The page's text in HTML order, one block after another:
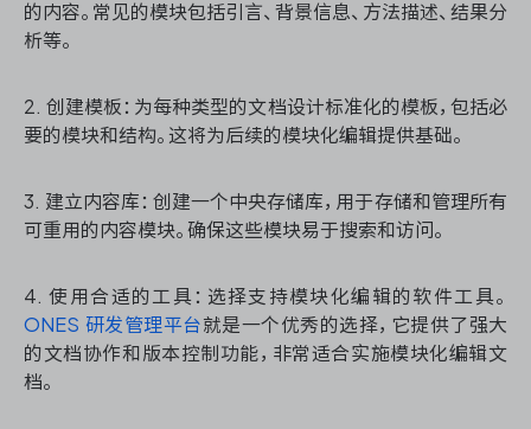
的内容。常见的模块包括引言、背景信息、方法描述、结果分
析等。
2. 创建模板：为每种类型的文档设计标准化的模板，包括必
要的模块和结构。这将为后续的模块化编辑提供基础。
3. 建立内容库：创建一个中央存储库，用于存储和管理所有
可重用的内容模块。确保这些模块易于搜索和访问。
4. 使用合适的工具：选择支持模块化编辑的软件工具。
ONES 研发管理平台就是一个优秀的选择，它提供了强大
的文档协作和版本控制功能，非常适合实施模块化编辑文
档。